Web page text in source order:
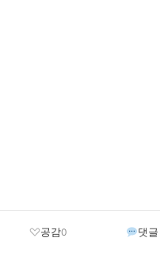
공감0 댓글